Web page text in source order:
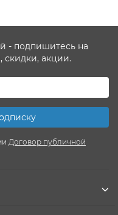
- подпишитесь на
акции.
Договор публичной